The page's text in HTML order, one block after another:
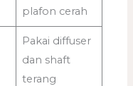
plafon cerah
Pakai diffuser
dan shaft
terang